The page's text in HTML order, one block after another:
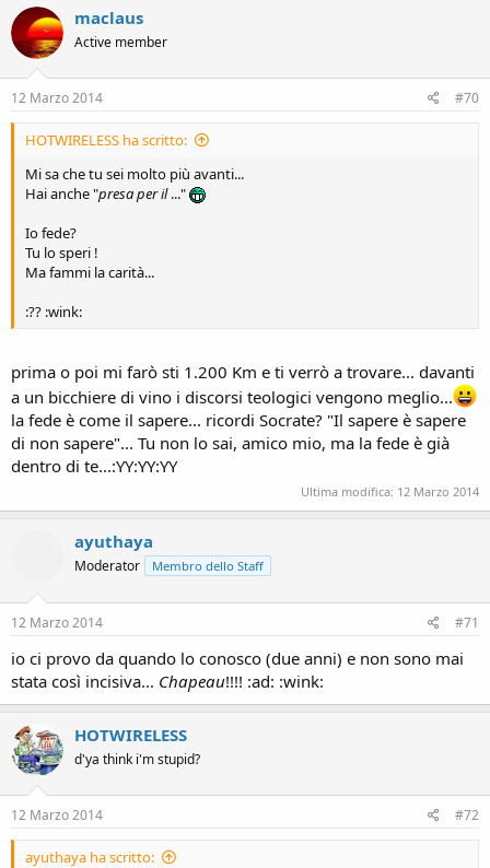
maclaus
Active member
12 Marzo 2014 #70
HOTWIRELESS ha scritto:
Mi sa che tu sei molto più avanti...
Hai anche "presa per il..."
Io fede?
Tu lo speri !
Ma fammi la carità...
:?? :wink:
prima o poi mi farò sti 1.200 Km e ti verrò a trovare... davanti
a un bicchiere di vino i discorsi teologici vengono meglio...
la fede è come il sapere... ricordi Socrate? "Il sapere è sapere
di non sapere"... Tu non lo sai, amico mio, ma la fede è già
dentro di te...:YY:YY:YY
Ultima modifica: 12 Marzo 2014
ayuthaya
Moderator Membro dello Staff
12 Marzo 2014 #71
io ci provo da quando lo conosco (due anni) e non sono mai
stata così incisiva... Chapeau!!!! :ad: :wink:
HOTWIRELESS
d'ya think i'm stupid?
12 Marzo 2014 #72
ayuthaya ha scritto: